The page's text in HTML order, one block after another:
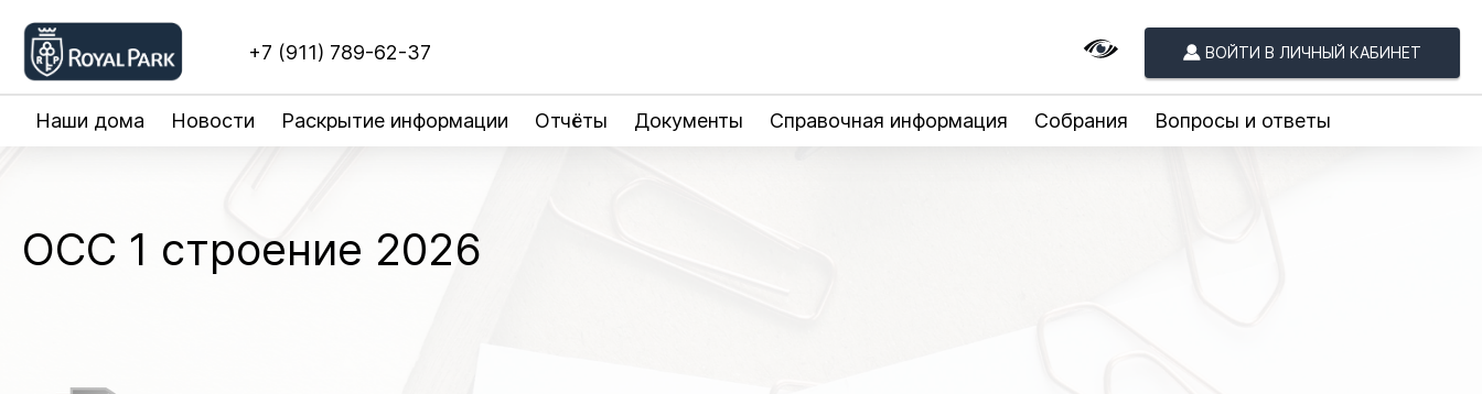
+7 (911) 789-62-37 ВОЙТИ В ЛИЧНЫЙ КАБИНЕТ
Наши дома Новости Раскрытие информации Отчёты Документы Справочная информация Собрания Вопросы и ответы
ОСС 1 строение 2026